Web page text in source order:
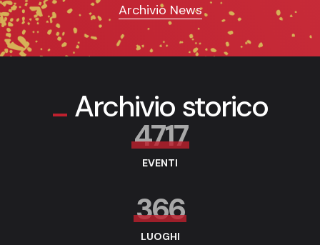
Archivio News
Archivio storico
4717
EVENTI
366
LUOGHI